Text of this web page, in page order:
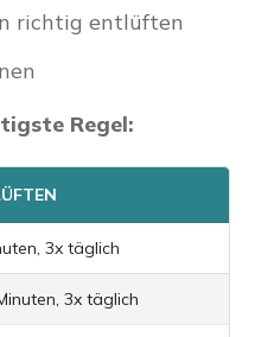
richtig entlüften
Regel:
3x täglich
3x täglich